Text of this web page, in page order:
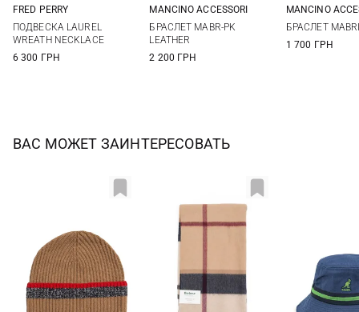
FRED PERRY
ПОДВЕСКА LAUREL
WREATH NECKLACE
6 300 ГРН
MANCINO ACCESSORI
БРАСЛЕТ MABR-PK
LEATHER
2 200 ГРН
MANCINO
БРАСЛЕТ
1 700 ГРН
ВАС МОЖЕТ ЗАИНТЕРЕСОВАТЬ